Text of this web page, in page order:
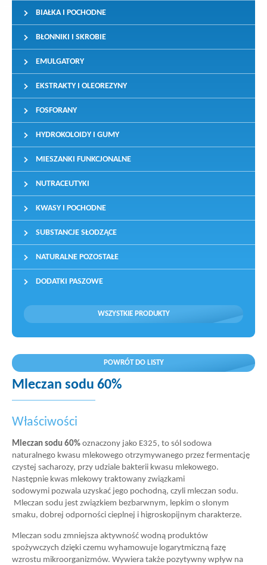
BIAŁKA I POCHODNE
BŁONNIKI I SKROBIE
EMULGATORY
EKSTRAKTY I OLEOREZYNY
FOSFORANY
HYDROKOLOIDY I GUMY
MIESZANKI FUNKCJONALNE
NUTRACEUTYKI
KWASY I POCHODNE
SUBSTANCJE SŁODZĄCE
NATURALNE POZOSTAŁE
DODATKI PASZOWE
WSZYSTKIE PRODUKTY
POWRÓT DO LISTY
Mleczan sodu 60%
Właściwości
Mleczan sodu 60% oznaczony jako E325, to sól sodowa
naturalnego kwasu mlekowego otrzymywanego przez fermentację
czystej sacharozy, przy udziale bakterii kwasu mlekowego.
Następnie kwas mlekowy traktowany związkami
sodowymi pozwala uzyskać jego pochodną, czyli mleczan sodu.
Mleczan sodu jest związkiem bezbarwnym, lepkim o słonym
smaku, dobrej odporności cieplnej i higroskopijnym charakterze.
Mleczan sodu zmniejsza aktywność wodną produktów
spożywczych dzięki czemu wyhamowuje logarytmiczną fazę
wzrostu mikroorganizmów. Wywiera także pozytywny wpływ na